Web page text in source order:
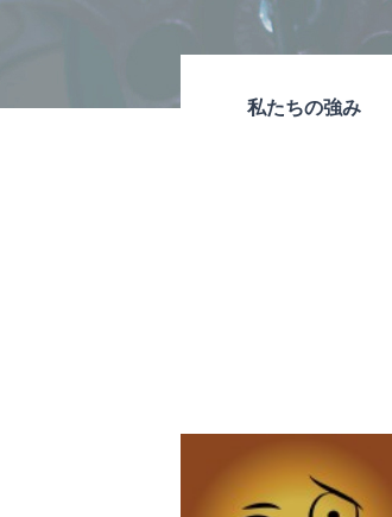
私たちの強み